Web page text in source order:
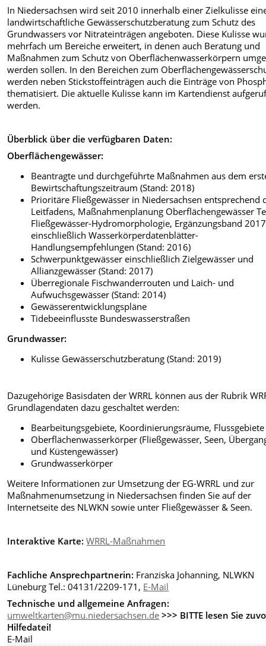
In Niedersachsen wird seit 2010 innerhalb einer Zielkulisse
landwirtschaftliche Gewässerschutzberatung zum Schutz des
Grundwassers vor Nitrateinträgen angeboten. Diese Kulisse
mehrfach um Bereiche erweitert, in denen auch Beratung und
Maßnahmen zum Schutz von Oberflächenwasserkörpern
werden sollen. In den Bereichen zum
werden neben Stickstoffeinträgen auch die Einträge von
thematisiert. Die aktuelle Kulisse kann im Kartendienst
werden.
Überblick über die verfügbaren Daten:
Oberflächengewässer:
Beantragte und durchgeführte Maßnahmen aus dem
Bewirtschaftungszeitraum (Stand: 2018)
Prioritäre Fließgewässer in Niedersachsen entsprechend
Leitfadens, Maßnahmenplanung Oberflächengewässer
Fließgewässer-Hydromorphologie, Ergänzungsband 2017
einschließlich Wasserkörperdatenblätter-
Handlungsempfehlungen (Stand: 2016)
Schwerpunktgewässer einschließlich Zielgewässer und
Allianzgewässer (Stand: 2017)
Überregionale Fischwanderrouten und Laich- und
Aufwuchsgewässer (Stand: 2014)
Gewässerentwicklungspläne
Tidebeeinflusste Bundeswasserstraßen
Grundwasser:
Kulisse Gewässerschutzberatung (Stand: 2019)
Dazugehörige Basisdaten der WRRL können aus der Rubrik
Grundlagendaten dazu geschaltet werden:
Bearbeitungsgebiete, Koordinierungsräume, Flussgebiete
Oberflächenwasserkörper (Fließgewässer, Seen,
und Küstengewässer)
Grundwasserkörper
Weitere Informationen zur Umsetzung der EG-WRRL und zur
Maßnahmenumsetzung in Niedersachsen finden Sie auf der
Internetseite des NLWKN sowie unter Fließgewässer & Seen.
Interaktive Karte: WRRL-Maßnahmen
Fachliche Ansprechpartnerin: Franziska Johanning, NLWKN
Lüneburg Tel.: 04131/2209-171 , E-Mail
Technische und allgemeine Anfragen:
umweltkarten@mu.niedersachsen.de >>> BITTE lesen Sie
Hilfedatei!
E-Mail